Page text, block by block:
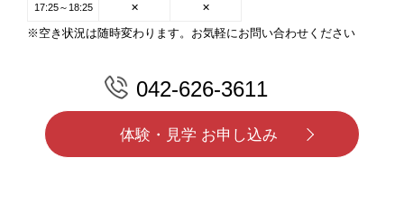
17:25～18:25 ✕ ✕
※空き状況は随時変わります。お気軽にお問い合わせください
042-626-3611
体験・見学 お申し込み